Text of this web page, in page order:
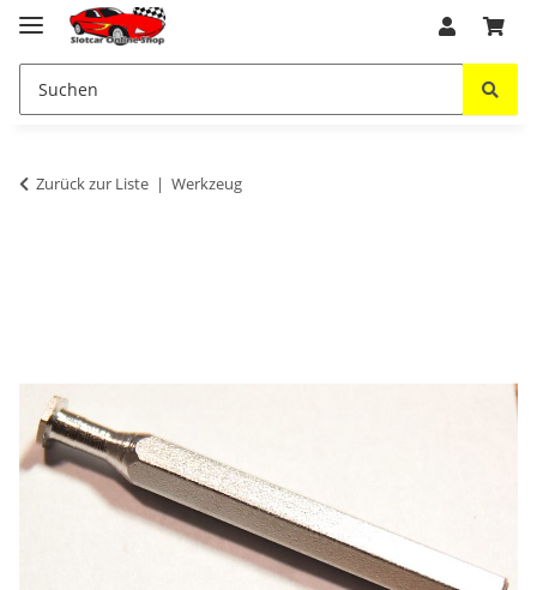
Zurück zur Liste Werkzeug